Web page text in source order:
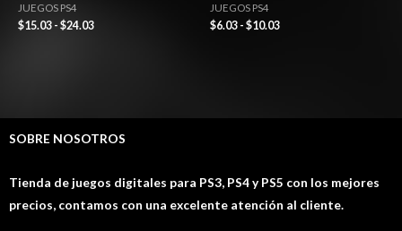
JUEGOS PS4
$15.03 - $24.03
JUEGOS PS4
$6.03 - $10.03
SOBRE NOSOTROS
Tienda de juegos digitales para PS3, PS4 y PS5 con los mejores
precios, contamos con una excelente atención al cliente.